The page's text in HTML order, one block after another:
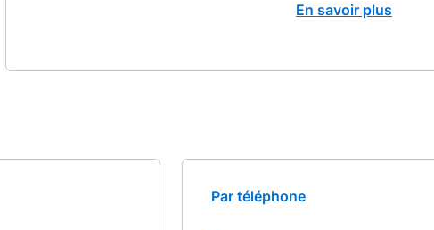
En savoir plus
Par téléphone